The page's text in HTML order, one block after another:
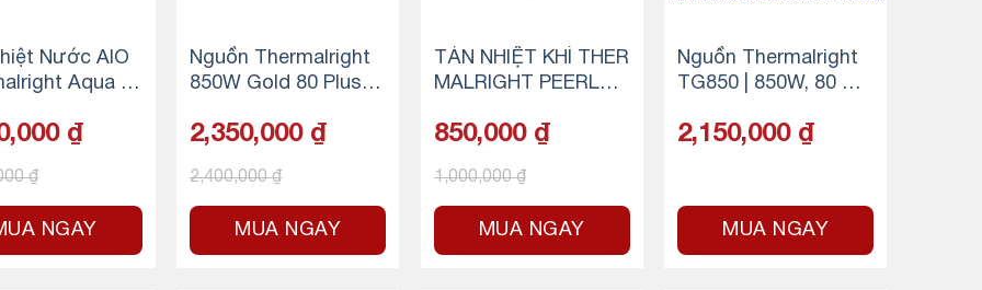
Nước AIO
Aqua Eli
₫
₫
NGAY
Nguồn Thermalright
850W Gold 80 Plus
0 | PCIE 5.0 Full Modu
2,350,000 ₫
2,400,000₫
MUA NGAY
TẢN NHIỆT KHÍ THER
MALRIGHT PEERLES
ARGB
850,000 ₫
1,000,000₫
MUA NGAY
Nguồn Thermalright
TG850 | 850W, 80 Plu
2,150,000 ₫
MUA NGAY